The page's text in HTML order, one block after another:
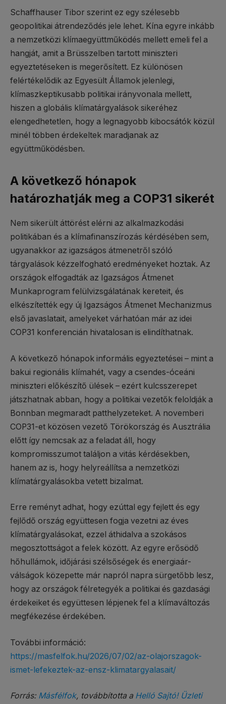
Schaffhauser Tibor szerint ez egy szélesebb
geopolitikai átrendeződés jele lehet. Kína egyre inkább
a nemzetközi klímaegyüttműködés mellett emeli fel a
hangját, amit a Brüsszelben tartott miniszteri
egyeztetéseken is megerősített. Ez különösen
felértékelődik az Egyesült Államok jelenlegi,
klímaszkeptikusabb politikai irányvonala mellett,
hiszen a globális klímatárgyalások sikeréhez
elengedhetetlen, hogy a legnagyobb kibocsátók közül
minél többen érdekeltek maradjanak az
együttműködésben.
A következő hónapok
határozhatják meg a COP31 sikerét
Nem sikerült áttörést elérni az alkalmazkodási
politikában és a klímafinanszírozás kérdésében sem,
ugyanakkor az igazságos átmenetről szóló
tárgyalások kézzelfogható eredményeket hoztak. Az
országok elfogadták az Igazságos Átmenet
Munkaprogram felülvizsgálatának kereteit, és
elkészítették egy új Igazságos Átmenet Mechanizmus
első javaslatait, amelyeket várhatóan már az idei
COP31 konferencián hivatalosan is elindíthatnak.
A következő hónapok informális egyeztetései – mint a
bakui regionális klímahét, vagy a csendes-óceáni
miniszteri előkészítő ülések – ezért kulcsszerepet
játszhatnak abban, hogy a politikai vezetők feloldják a
Bonnban megmaradt patthelyzeteket. A novemberi
COP31-et közösen vezető Törökország és Ausztrália
előtt így nemcsak az a feladat áll, hogy
kompromisszumot találjon a vitás kérdésekben,
hanem az is, hogy helyreállítsa a nemzetközi
klímatárgyalásokba vetett bizalmat.
Erre reményt adhat, hogy ezúttal egy fejlett és egy
fejlődő ország együttesen fogja vezetni az éves
klímatárgyalásokat, ezzel áthidalva a szokásos
megosztottságot a felek között. Az egyre erősödő
hőhullámok, időjárási szélsőségek és energiaár-
válságok közepette már napról napra sürgetőbb lesz,
hogy az országok félretegyék a politikai és gazdasági
érdekeiket és együttesen lépjenek fel a klímaváltozás
megfékezése érdekében.
További információ:
https://masfelfok.hu/2026/07/02/az-olajorszagok-
ismet-lefekeztek-az-ensz-klimatargyalasait/
Forrás: Másfélfok, továbbította a Helló Sajtó! Üzleti